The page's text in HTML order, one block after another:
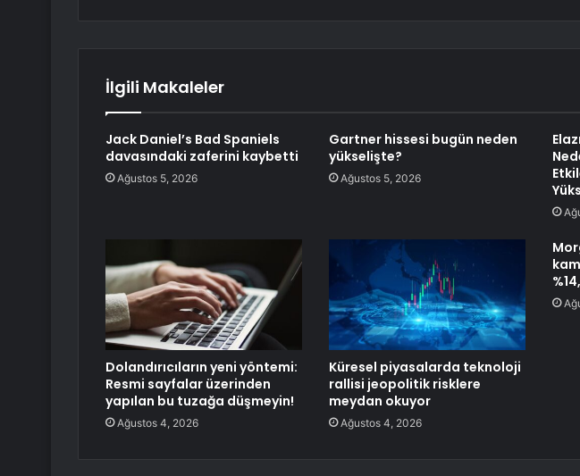
İlgili Makaleler
Jack Daniel’s Bad Spaniels
davasındaki zaferini kaybetti
Ağustos 5, 2026
Gartner hissesi bugün neden
yükselişte?
Ağustos 5, 2026
Dolandırıcıların yeni yöntemi:
Resmi sayfalar üzerinden
yapılan bu tuzağa düşmeyin!
Ağustos 4, 2026
Küresel piyasalarda teknoloji
rallisi jeopolitik risklere
meydan okuyor
Ağustos 4, 2026